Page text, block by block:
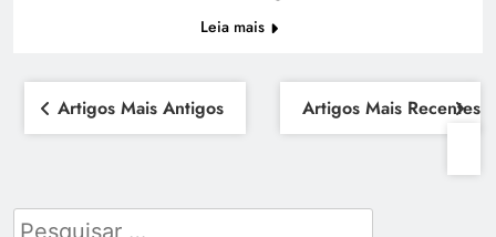
Leia mais
Artigos Mais Antigos Artigos Mais Recentes